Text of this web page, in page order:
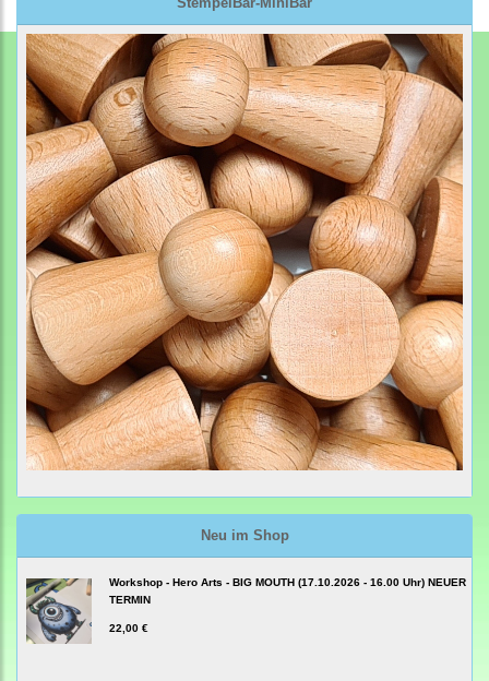
Neu im Shop
Workshop - Hero Arts - BIG MOUTH (17.10.2026 - 16.00 Uhr) NEUER
TERMIN
22,00 €